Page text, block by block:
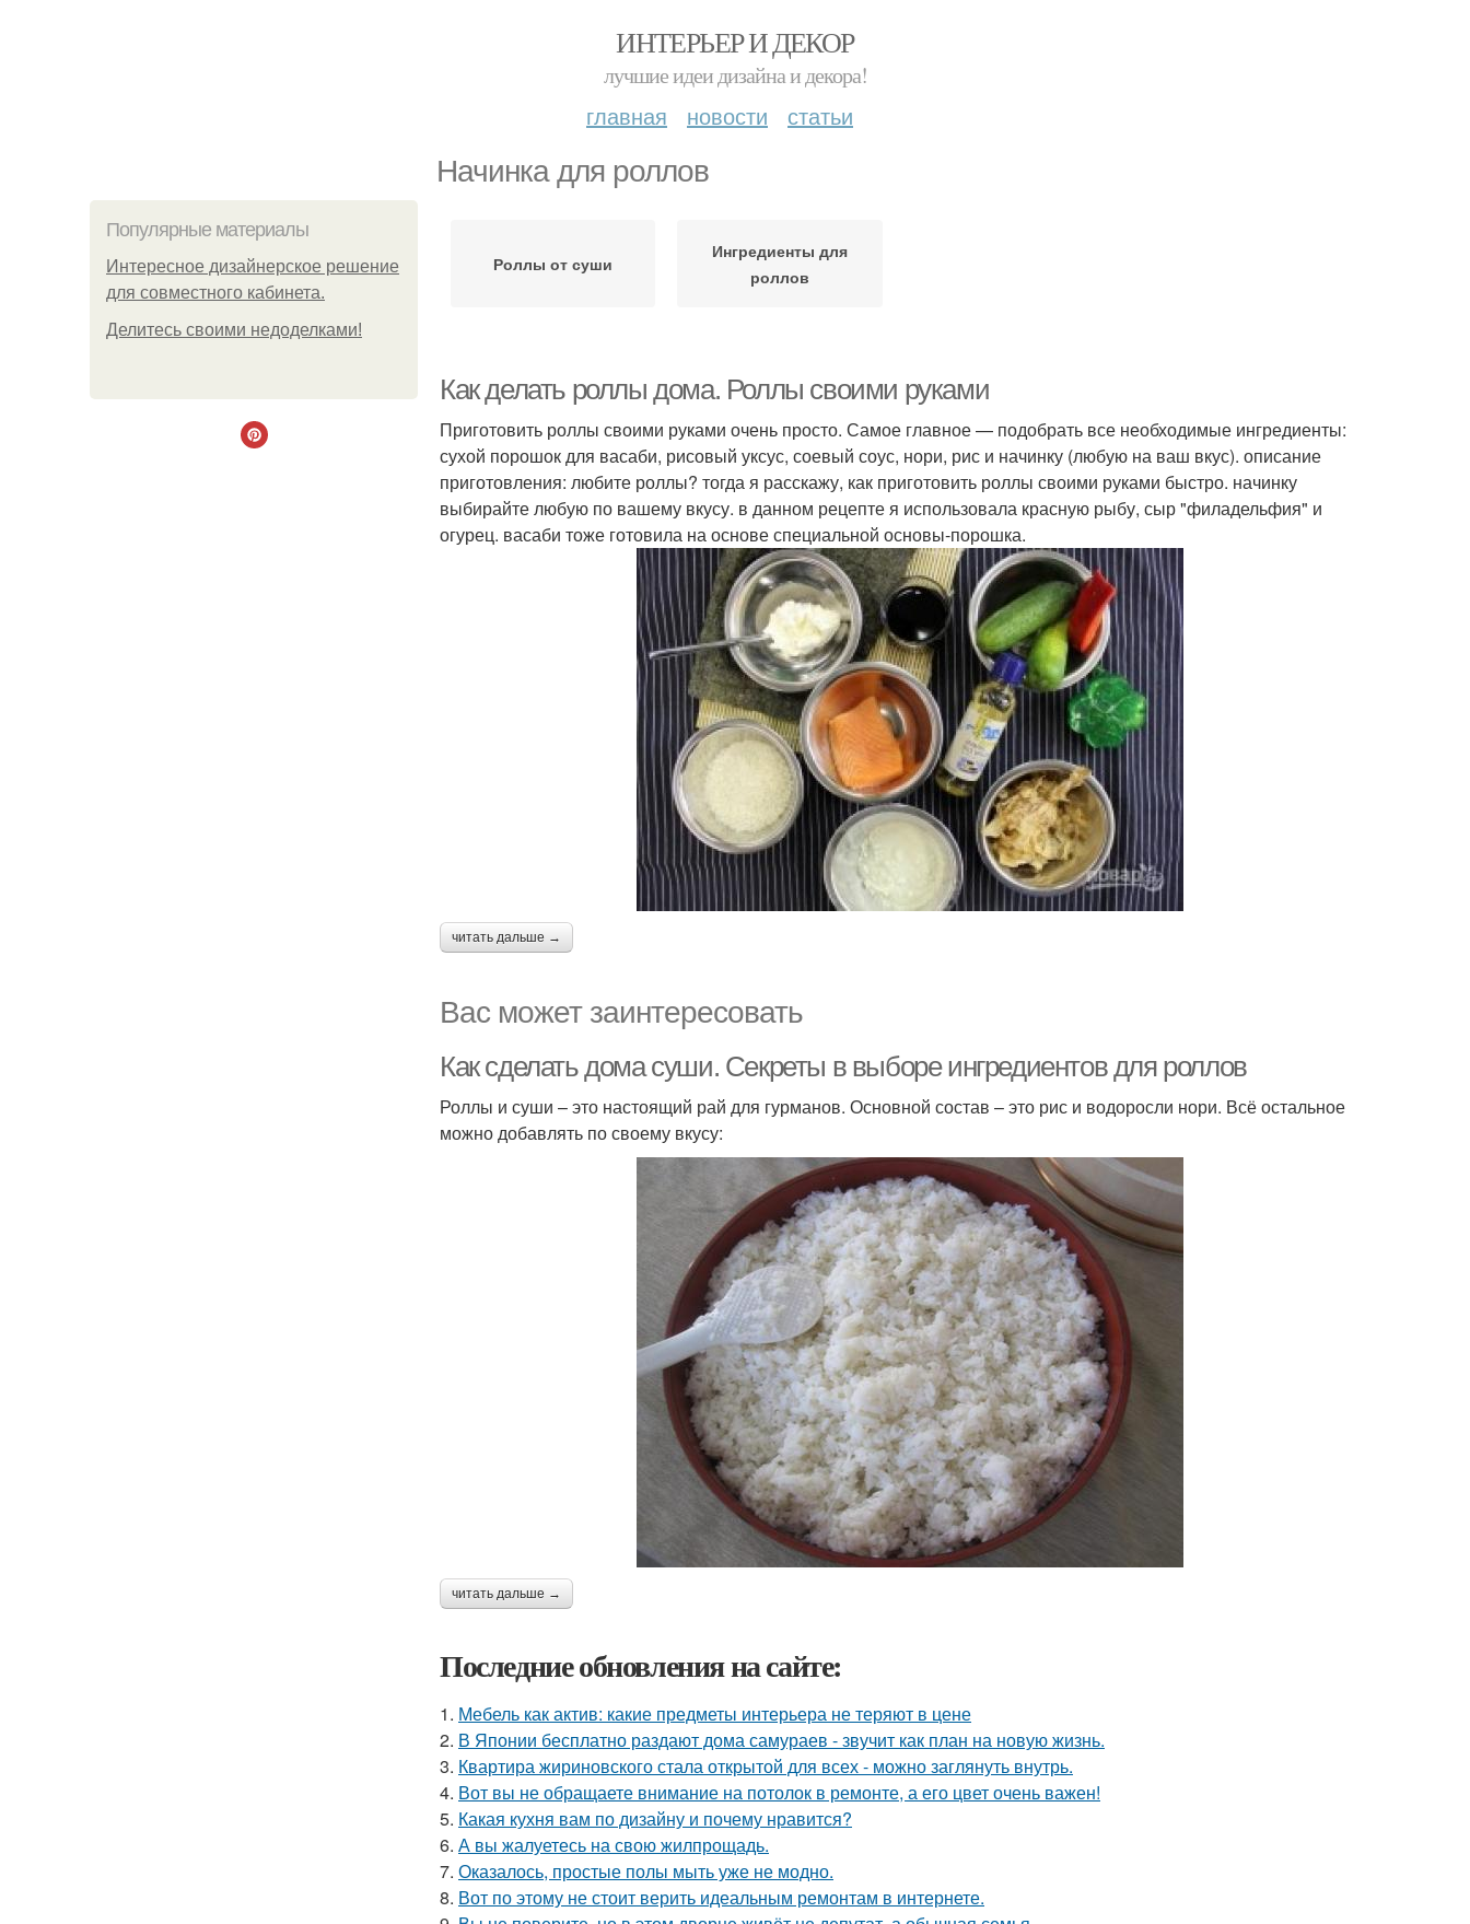
ИНТЕРЬЕР И ДЕКОР
лучшие идеи дизайна и декора!
главная новости статьи
Начинка для роллов
Популярные материалы
Интересное дизайнерское решение
для совместного кабинета.
Делитесь своими недоделками!
Роллы от суши
Ингредиенты для
роллов
Как делать роллы дома. Роллы своими руками
Приготовить роллы своими руками очень просто. Самое главное — подобрать все необходимые ингредиенты:
сухой порошок для васаби, рисовый уксус, соевый соус, нори, рис и начинку (любую на ваш вкус). описание
приготовления: любите роллы? тогда я расскажу, как приготовить роллы своими руками быстро. начинку
выбирайте любую по вашему вкусу. в данном рецепте я использовала красную рыбу, сыр "филадельфия" и
огурец. васаби тоже готовила на основе специальной основы-порошка.
читать дальше →
Вас может заинтересовать
Как сделать дома суши. Секреты в выборе ингредиентов для роллов
Роллы и суши – это настоящий рай для гурманов. Основной состав – это рис и водоросли нори. Всё остальное
можно добавлять по своему вкусу:
читать дальше →
Последние обновления на сайте:
1. Мебель как актив: какие предметы интерьера не теряют в цене
2. В Японии бесплатно раздают дома самураев - звучит как план на новую жизнь.
3. Квартира жириновского стала открытой для всех - можно заглянуть внутрь.
4. Вот вы не обращаете внимание на потолок в ремонте, а его цвет очень важен!
5. Какая кухня вам по дизайну и почему нравится?
6. А вы жалуетесь на свою жилпрощадь.
7. Оказалось, простые полы мыть уже не модно.
8. Вот по этому не стоит верить идеальным ремонтам в интернете.